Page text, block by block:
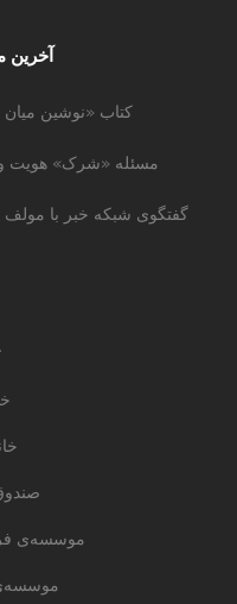
آخرین
کتاب «نوشین
مسئله «شرک» هویت و
گفتگوی شبکه خبر با مولف
موسسه‌ی